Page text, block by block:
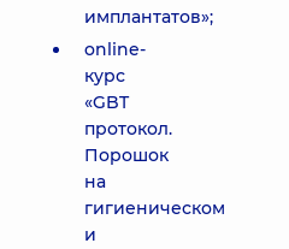
имплантатов»;
online-
курс
«GBT
протокол.
Порошок
на
гигиеническом
и